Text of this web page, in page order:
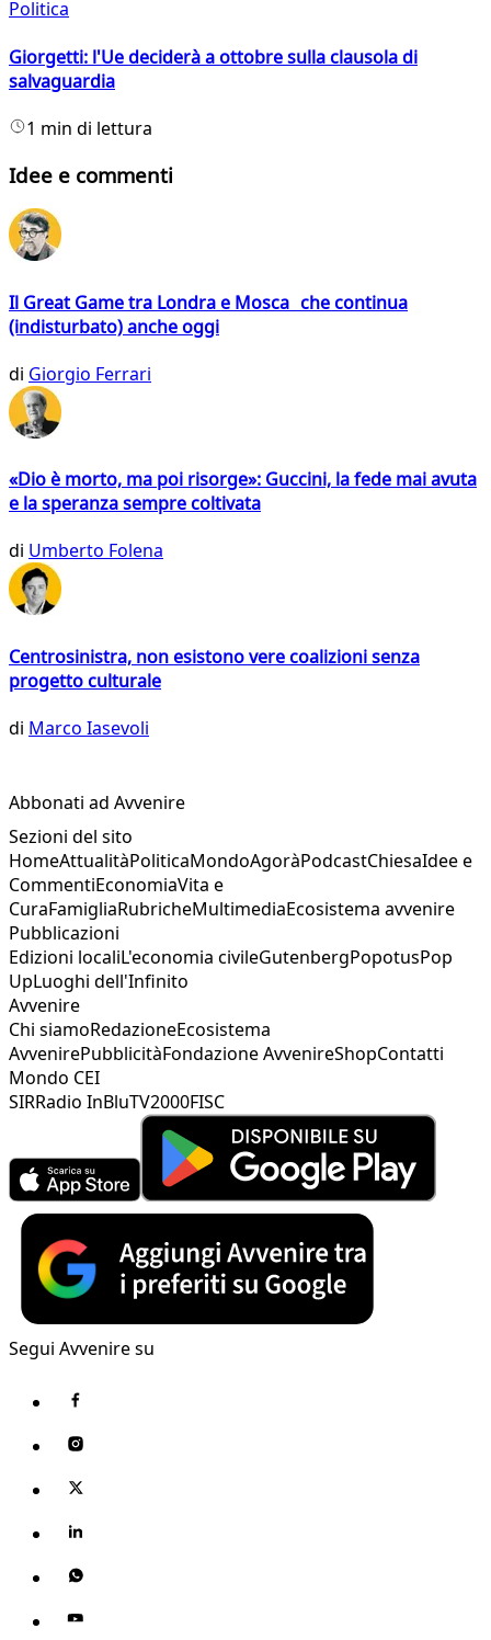
Politica
Giorgetti: l'Ue deciderà a ottobre sulla clausola di
salvaguardia
1 min di lettura
Idee e commenti
Il Great Game tra Londra e Mosca che continua
(indisturbato) anche oggi
di Giorgio Ferrari
«Dio è morto, ma poi risorge»: Guccini, la fede mai avuta
e la speranza sempre coltivata
di Umberto Folena
Centrosinistra, non esistono vere coalizioni senza
progetto culturale
di Marco Iasevoli
Abbonati ad Avvenire
Sezioni del sito
HomeAttualitàPoliticaMondoAgoràPodcastChiesaIdee e
CommentiEconomiaVita e
CuraFamigliaRubricheMultimediaEcosistema avvenire
Pubblicazioni
Edizioni localiL'economia civileGutenbergPopotusPop
UpLuoghi dell'Infinito
Avvenire
Chi siamoRedazioneEcosistema
AvvenirePubblicitàFondazione AvvenireShopContatti
Mondo CEI
SIRRadio InBluTV2000FISC
Segui Avvenire su